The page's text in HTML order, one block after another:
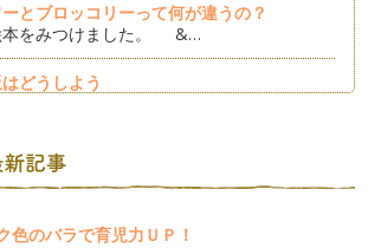
とブロッコリーって何が違うの？
本をみつけました。 &…
どうしよう
よう
節になりました。旬のお野菜はパワーに満
ると元気になるよ…
色のバラで育児力ＵＰ！